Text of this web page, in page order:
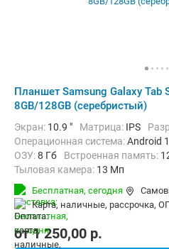
Планшет Samsung Galaxy Tab
8GB/128GB (серебристый)
Экран: 10.9 " Матрица: IPS
Операционная система:Android
ОЗУ:8 Гб Встроенная память:
Тыловая камера: 13 Мп
Беспроводная связь:
Комплектация:
Перо (стилус)
Бесплатная, сегодня
карта, наличные, рассрочка,
от1 250,00 p.